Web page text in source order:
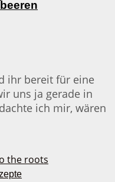
ihr bereit für eine
uns ja gerade in
ich mir, wären